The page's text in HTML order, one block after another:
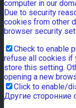
computer in our
Due to security
cookies from other
browser security
Check to enable
refuse all cookies if
store this setting.
opening a new
Click to enable/
Другие сторонние